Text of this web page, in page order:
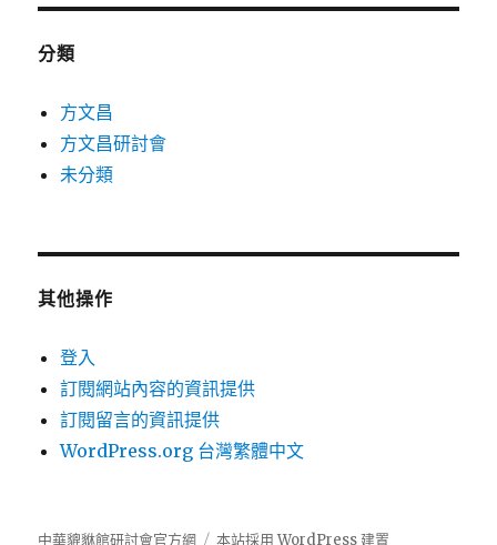
分類
方文昌
方文昌研討會
未分類
其他操作
登入
訂閱網站內容的資訊提供
訂閱留言的資訊提供
WordPress.org 台灣繁體中文
中華貔貅館研討會官方網 本站採用 WordPress 建置